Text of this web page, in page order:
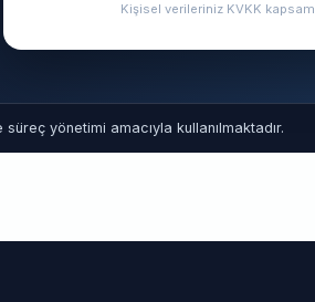
Kişisel verileriniz KVKK
yönetimi amacıyla kullanılmaktadır.